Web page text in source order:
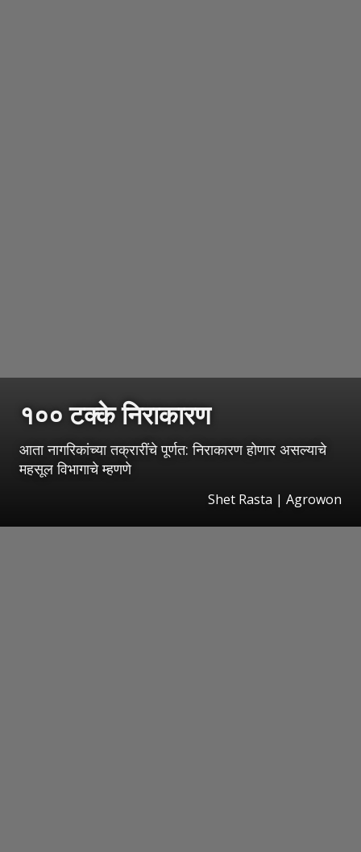
१०० टक्के निराकारण
आता नागरिकांच्या तक्रारींचे पूर्णत: निराकारण होणार असल्याचे
महसूल विभागाचे म्हणणे
Shet Rasta | Agrowon